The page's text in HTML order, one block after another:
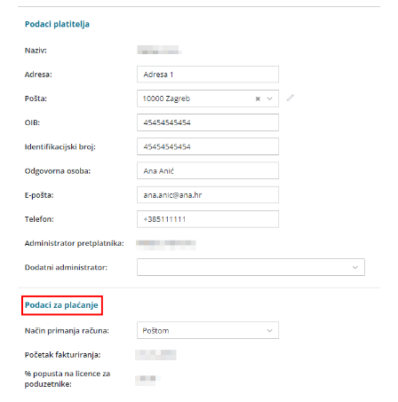
Studeni 2023.
Veljača 2023.
Prosinac 2024.
Prosinac 2022.
Listopad 2022.
Studeni 2024.
Rujan 2024.
Lipanj 2022.
Travanj 2022.
Lipanj 2024.
Travanj 2024.
Siječanj 2022.
Prosinac 2021.